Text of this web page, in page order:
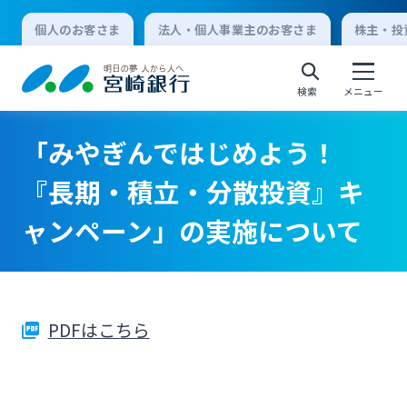
個人のお客さま 法人・個人事業主のお客さま 株主・
検索 メニュー
個人向けインターネットバンキング
ログオン
「みやぎんではじめよう！
『長期・積立・分散投資』キ
ャンペーン」の実施について
PDFはこちら